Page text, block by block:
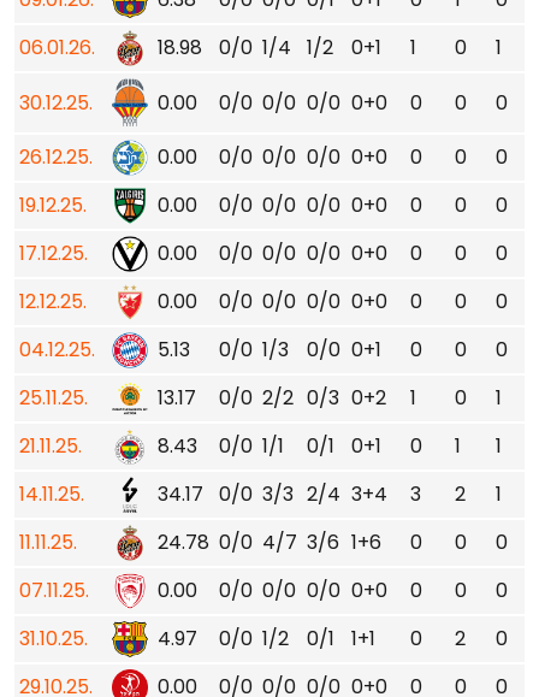
06.01.26.
18.98 0/0 1/4 1/2 0+1 1 0
1
30.12.25.
0.00 0/0 0/0 0/0 0+0 0 0
0
26.12.25.
0.00 0/0 0/0 0/0 0+0 0 0
0
19.12.25.
0.00 0/0 0/0 0/0 0+0 0 0
0
17.12.25.
0.00 0/0 0/0 0/0 0+0 0 0
0
12.12.25.
0.00 0/0 0/0 0/0 0+0 0 0
0
04.12.25.
5.13 0/0 1/3 0/0 0+1 0 0
0
25.11.25.
13.17 0/0 2/2 0/3 0+2 1 0
1
21.11.25.
8.43 0/0 1/1 0/1 0+1 0 1
1
14.11.25.
34.17 0/0 3/3 2/4 3+4 3 2
1
11.11.25.
24.78 0/0 4/7 3/6 1+6 0 0
0
07.11.25.
0.00 0/0 0/0 0/0 0+0 0 0
0
31.10.25.
4.97 0/0 1/2 0/1 1+1 0 2
0
29.10.25.
0.00 0/0 0/0 0/0 0+0 0 0 0